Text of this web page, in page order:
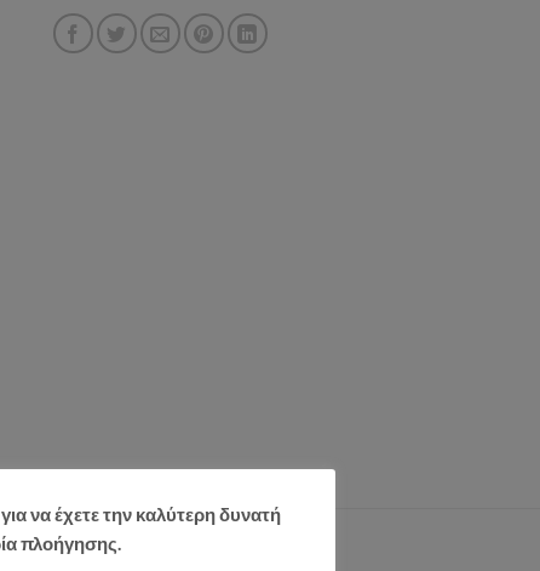
να έχετε την καλύτερη δυνατή
πλοήγησης.